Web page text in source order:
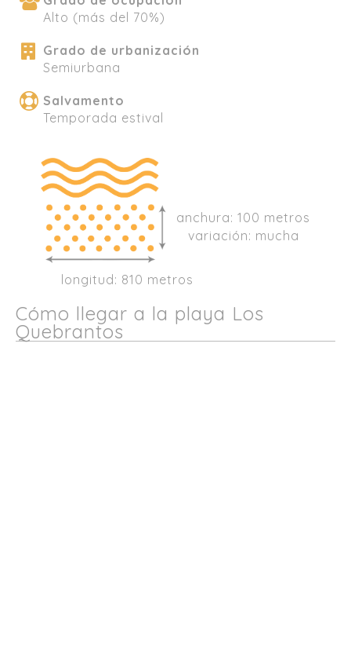
Alto (más del 70%)
Grado de urbanización
Semiurbana
Salvamento
Temporada estival
anchura: 100 metros
variación: mucha
longitud: 810 metros
Cómo llegar a la playa Los
Quebrantos